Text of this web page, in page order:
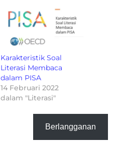
Karakteristik Soal
Literasi Membaca
dalam PISA
14 Februari 2022
dalam "Literasi"
Berlangganan